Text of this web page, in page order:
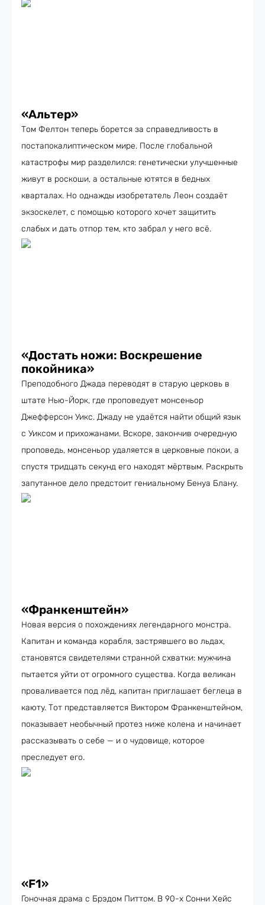
«Альтер»
Том Фелтон теперь борется за справедливость в
постапокалиптическом мире. После глобальной
катастрофы мир разделился: генетически улучшенные
живут в роскоши, а остальные ютятся в бедных
кварталах. Но однажды изобретатель Леон создаёт
экзоскелет, с помощью которого хочет защитить
слабых и дать отпор тем, кто забрал у него всё.
«Достать ножи: Воскрешение
покойника»
Преподобного Джада переводят в старую церковь в
штате Нью-Йорк, где проповедует монсеньор
Джефферсон Уикс. Джаду не удаётся найти общий язык
с Уиксом и прихожанами. Вскоре, закончив очередную
проповедь, монсеньор удаляется в церковные покои, а
спустя тридцать секунд его находят мёртвым. Раскрыть
запутанное дело предстоит гениальному Бенуа Блану.
«Франкенштейн»
Новая версия о похождениях легендарного монстра.
Капитан и команда корабля, застрявшего во льдах,
становятся свидетелями странной схватки: мужчина
пытается уйти от огромного существа. Когда великан
проваливается под лёд, капитан приглашает беглеца в
каюту. Тот представляется Виктором Франкенштейном,
показывает необычный протез ниже колена и начинает
рассказывать о себе — и о чудовище, которое
преследует его.
«F1»
Гоночная драма с Брэдом Питтом. В 90-х Сонни Хейс